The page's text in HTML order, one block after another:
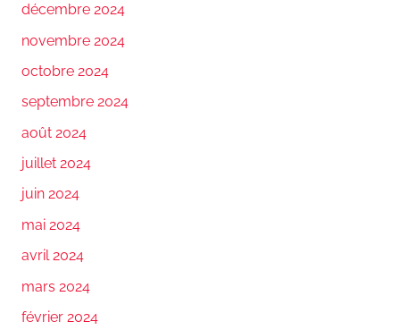
décembre 2024
novembre 2024
octobre 2024
septembre 2024
août 2024
juillet 2024
juin 2024
mai 2024
avril 2024
mars 2024
février 2024